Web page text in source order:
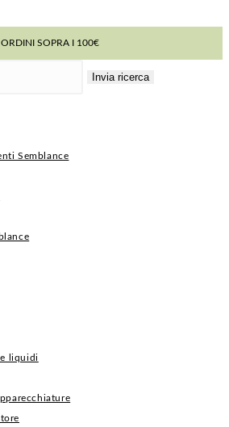
ORDINI SOPRA I 100€
Invia ricerca
Semblance
liquidi